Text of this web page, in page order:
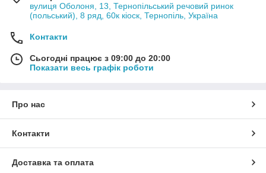
вулиця Оболоня, 13, Тернопільський речовий ринок
(польський), 8 ряд, 60к кіоск, Тернопіль, Україна
Контакти
Сьогодні працює з 09:00 до 20:00
Показати весь графік роботи
Про нас
Контакти
Доставка та оплата